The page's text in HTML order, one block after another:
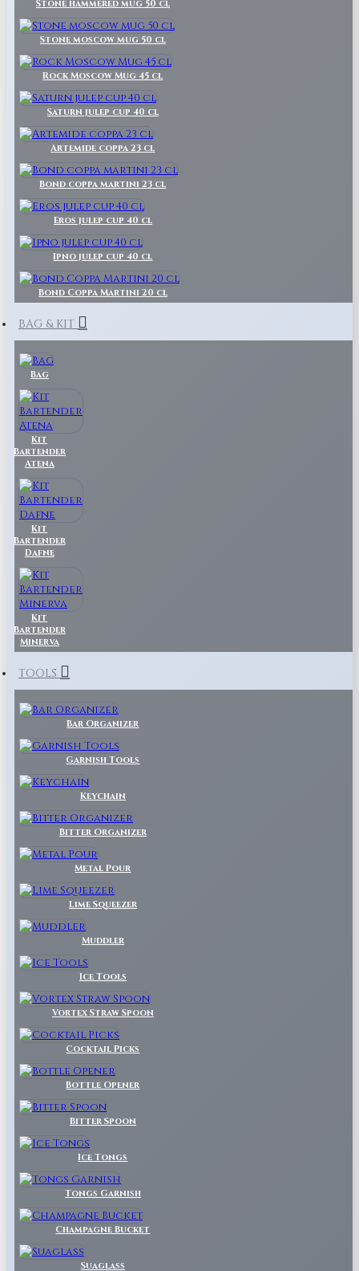
Stone hammered mug 50 cl
Stone moscow mug 50 cl
Rock Moscow Mug 45 cl
Saturn julep cup 40 cl
Artemide coppa 23 cl
Bond coppa martini 23 cl
Eros julep cup 40 cl
Ipno julep cup 40 cl
Bond Coppa Martini 20 cl
BAG & KIT
Bag
Kit
Bartender
Atena
Kit
Bartender
Dafne
Kit
Bartender
Minerva
TOOLS
Bar Organizer
Garnish Tools
Keychain
Bitter Organizer
Metal Pour
Lime Squeezer
Muddler
Ice Tools
Vortex Straw Spoon
Cocktail Picks
Bottle Opener
Bitter Spoon
Ice Tongs
Tongs Garnish
Champagne Bucket
Suaglass